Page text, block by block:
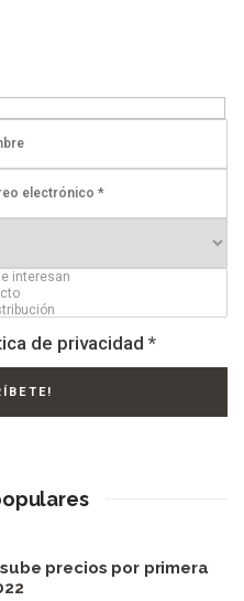
de privacidad *
precios por primera